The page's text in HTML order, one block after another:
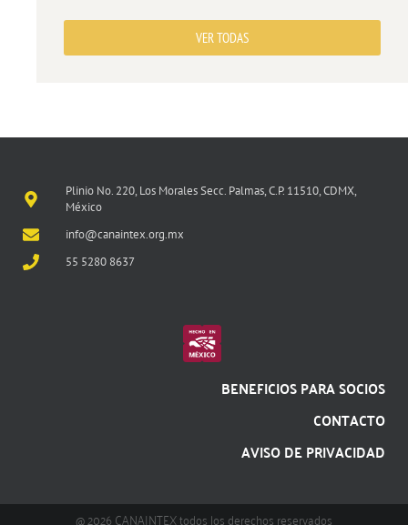
VER TODAS
Plinio No. 220, Los Morales Secc. Palmas, C.P. 11510, CDMX,
México
info@canaintex.org.mx
55 5280 8637
BENEFICIOS PARA SOCIOS
CONTACTO
AVISO DE PRIVACIDAD
@ 2026 CANAINTEX todos los derechos reservados